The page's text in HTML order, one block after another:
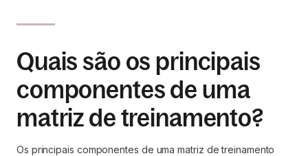
Quais são os principais
componentes de uma
matriz de treinamento?
Os principais componentes de uma matriz de treinamento